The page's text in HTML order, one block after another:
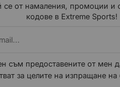
се от намаления, промоции и
кодове в Extreme Sports!
съм предоставените от мен
за целите на изпращане на